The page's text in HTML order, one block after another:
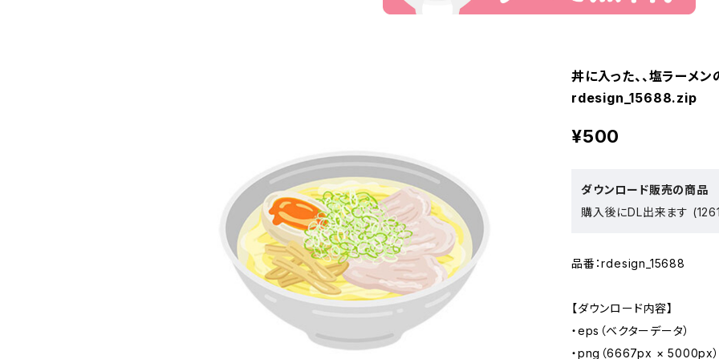
丼に入った、、塩ラーメン
rdesign_15688.zip
¥500
ダウンロード販売の商品
購入後にDL出来ます
品番：rdesign_15688
【ダウンロード内容】
・eps（ベクターデータ）
・png（6667px × 5000px）